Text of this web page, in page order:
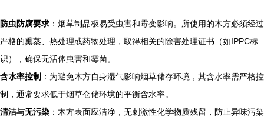
防虫防腐要求 ：烟草制品极易受虫害和霉变影响。所使用的木方必须经过
严格的熏蒸、热处理或药物处理，取得相关的除害处理证书（如IPPC标
识），确保无活体虫害和霉菌。
含水率控制 ：为避免木方自身湿气影响烟草储存环境，其含水率需严格控
制，通常要求低于烟草仓储环境的平衡含水率。
清洁与无污染 ：木方表面应洁净，无刺激性化学物质残留，防止异味污染